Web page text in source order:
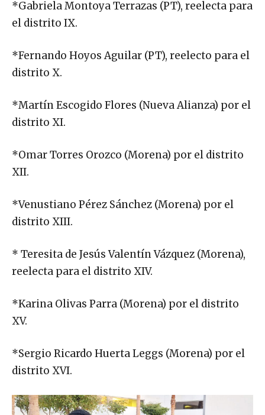
*Gabriela Montoya Terrazas (PT), reelecta para
el distrito IX.
*Fernando Hoyos Aguilar (PT), reelecto para el
distrito X.
*Martín Escogido Flores (Nueva Alianza) por el
distrito XI.
*Omar Torres Orozco (Morena) por el distrito
XII.
*Venustiano Pérez Sánchez (Morena) por el
distrito XIII.
* Teresita de Jesús Valentín Vázquez (Morena),
reelecta para el distrito XIV.
*Karina Olivas Parra (Morena) por el distrito
XV.
*Sergio Ricardo Huerta Leggs (Morena) por el
distrito XVI.